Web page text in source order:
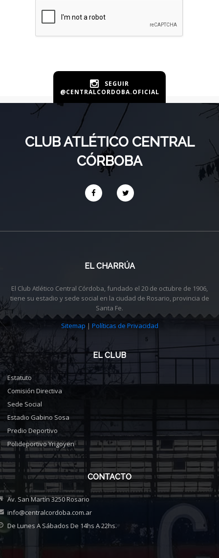
SEGUIR
@CENTRALCORDOBA.OFICIAL
CLUB ATLÉTICO CENTRAL
CÓRBOBA
EL CHARRÚA
El Club Atlético Central Córdoba, fundado el 20 de octubre de 1906,
tiene su estadio y sede social en la ciudad de Rosario, provincia de
Santa Fe.
Sitemap | Políticas de Privacidad
EL CLUB
Estatuto
Comisión Directiva
Sede Social
Estadio Gabino Sosa
Predio Deportivo
Polideportivo Yrigoyen
CONTACTO
Av. San Martín 3250 Rosario
info@centralcordoba.com.ar
De Lunes A Sábados De 14hs A 22hs.